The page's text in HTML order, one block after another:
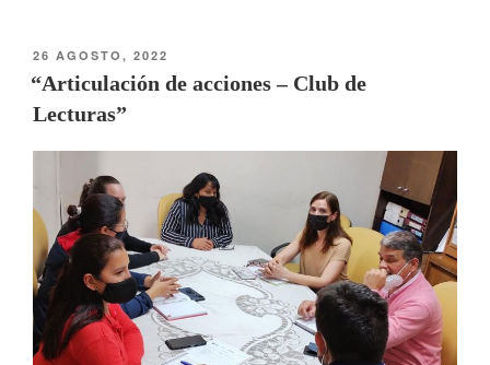
26 AGOSTO, 2022
“Articulación de acciones – Club de
Lecturas”